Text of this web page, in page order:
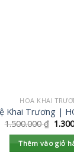
HOA KHAI
Khai Trương |
1.500.000₫
Thêm vào giỏ